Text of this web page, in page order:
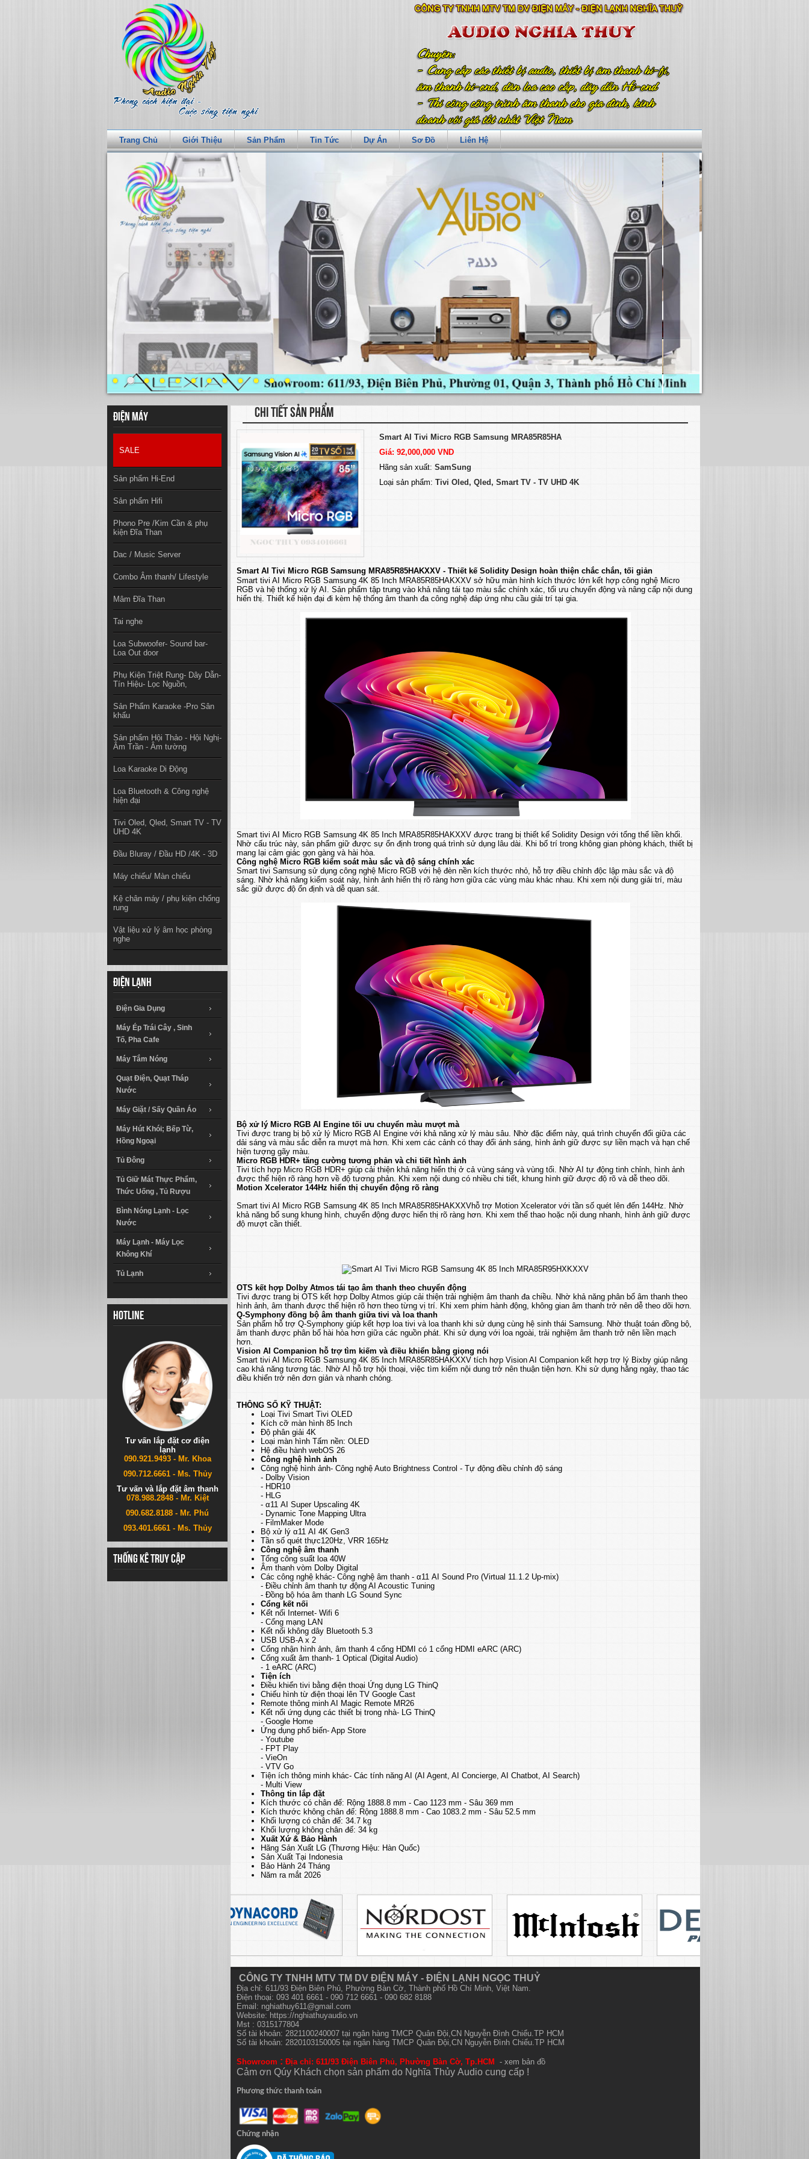
Trang Chủ Giới Thiệu Sản Phẩm Tin Tức Dự Án Sơ Đồ Liên Hệ
Điện máy
SALE
Sản phẩm Hi-End
Sản phẩm Hifi
Phono Pre /Kim Cần & phụ
kiện Đĩa Than
Dac / Music Server
Combo Âm thanh/ Lifestyle
Mâm Đĩa Than
Tai nghe
Loa Subwoofer- Sound bar-
Loa Out door
Phụ Kiện Triệt Rung- Dây Dẫn-
Tín Hiệu- Lọc Nguồn,
Sản Phẩm Karaoke -Pro Sân
khấu
Sản phẩm Hội Thảo - Hội Nghị-
Âm Trần - Âm tường
Loa Karaoke Di Động
Loa Bluetooth & Công nghệ
hiện đại
Tivi Oled, Qled, Smart TV - TV
UHD 4K
Đầu Bluray / Đầu HD /4K - 3D
Máy chiếu/ Màn chiếu
Kệ chân máy / phụ kiện chống
rung
Vật liệu xử lý âm học phòng
nghe
Điện lạnh
Điện Gia Dụng
Máy Ép Trái Cây , Sinh
Tố, Pha Cafe
Máy Tắm Nóng
Quạt Điện, Quạt Tháp
Nước
Máy Giặt / Sấy Quần Áo
Máy Hút Khói; Bếp Từ,
Hồng Ngoại
Tủ Đông
Tủ Giữ Mát Thực Phẩm,
Thức Uống , Tủ Rượu
Bình Nóng Lạnh - Lọc
Nước
Máy Lạnh - Máy Lọc
Không Khí
Tủ Lạnh
Hotline
Tư vấn lắp đặt cơ điện
lạnh
090.921.9493 - Mr. Khoa
090.712.6661 - Ms. Thủy
Tư vấn và lắp đặt âm thanh
078.988.2848 - Mr. Kiệt
090.682.8188 - Mr. Phú
093.401.6661 - Ms. Thủy
Thống kê truy cập
CHI TIẾT SẢN PHẨM
Smart AI Tivi Micro RGB Samsung MRA85R85HA
Giá: 92,000,000 VND
Hãng sản xuất: SamSung
Loại sản phẩm: Tivi Oled, Qled, Smart TV - TV UHD 4K
Smart AI Tivi Micro RGB Samsung MRA85R85HAKXXV - Thiết kế Solidity Design hoàn thiện chắc chắn, tối giản
Smart tivi AI Micro RGB Samsung 4K 85 Inch MRA85R85HAKXXV sở hữu màn hình kích thước lớn kết hợp công nghệ Micro
RGB và hệ thống xử lý AI. Sản phẩm tập trung vào khả năng tái tạo màu sắc chính xác, tối ưu chuyển động và nâng cấp nội dung
hiển thị. Thiết kế hiện đại đi kèm hệ thống âm thanh đa công nghệ đáp ứng nhu cầu giải trí tại gia.
Smart tivi AI Micro RGB Samsung 4K 85 Inch MRA85R85HAKXXV được trang bị thiết kế Solidity Design với tổng thể liền khối.
Nhờ cấu trúc này, sản phẩm giữ được sự ổn định trong quá trình sử dụng lâu dài. Khi bố trí trong không gian phòng khách, thiết bị
mang lại cảm giác gọn gàng và hài hòa.
Công nghệ Micro RGB kiểm soát màu sắc và độ sáng chính xác
Smart tivi Samsung sử dụng công nghệ Micro RGB với hệ đèn nền kích thước nhỏ, hỗ trợ điều chỉnh độc lập màu sắc và độ
sáng. Nhờ khả năng kiểm soát này, hình ảnh hiển thị rõ ràng hơn giữa các vùng màu khác nhau. Khi xem nội dung giải trí, màu
sắc giữ được độ ổn định và dễ quan sát.
Bộ xử lý Micro RGB AI Engine tối ưu chuyển màu mượt mà
Tivi được trang bị bộ xử lý Micro RGB AI Engine với khả năng xử lý màu sâu. Nhờ đặc điểm này, quá trình chuyển đổi giữa các
dải sáng và màu sắc diễn ra mượt mà hơn. Khi xem các cảnh có thay đổi ánh sáng, hình ảnh giữ được sự liền mạch và hạn chế
hiện tượng gãy màu.
Micro RGB HDR+ tăng cường tương phản và chi tiết hình ảnh
Tivi tích hợp Micro RGB HDR+ giúp cải thiện khả năng hiển thị ở cả vùng sáng và vùng tối. Nhờ AI tự động tinh chỉnh, hình ảnh
được thể hiện rõ ràng hơn về độ tương phản. Khi xem nội dung có nhiều chi tiết, khung hình giữ được độ rõ và dễ theo dõi.
Motion Xcelerator 144Hz hiển thị chuyển động rõ ràng
Smart tivi AI Micro RGB Samsung 4K 85 Inch MRA85R85HAKXXVhỗ trợ Motion Xcelerator với tần số quét lên đến 144Hz. Nhờ
khả năng bổ sung khung hình, chuyển động được hiển thị rõ ràng hơn. Khi xem thể thao hoặc nội dung nhanh, hình ảnh giữ được
độ mượt cần thiết.
OTS kết hợp Dolby Atmos tái tạo âm thanh theo chuyển động
Tivi được trang bị OTS kết hợp Dolby Atmos giúp cải thiện trải nghiệm âm thanh đa chiều. Nhờ khả năng phân bổ âm thanh theo
hình ảnh, âm thanh được thể hiện rõ hơn theo từng vị trí. Khi xem phim hành động, không gian âm thanh trở nên dễ theo dõi hơn.
Q-Symphony đồng bộ âm thanh giữa tivi và loa thanh
Sản phẩm hỗ trợ Q-Symphony giúp kết hợp loa tivi và loa thanh khi sử dụng cùng hệ sinh thái Samsung. Nhờ thuật toán đồng bộ,
âm thanh được phân bổ hài hòa hơn giữa các nguồn phát. Khi sử dụng với loa ngoài, trải nghiệm âm thanh trở nên liền mạch
hơn.
Vision AI Companion hỗ trợ tìm kiếm và điều khiển bằng giọng nói
Smart tivi AI Micro RGB Samsung 4K 85 Inch MRA85R85HAKXXV tích hợp Vision AI Companion kết hợp trợ lý Bixby giúp nâng
cao khả năng tương tác. Nhờ AI hỗ trợ hội thoại, việc tìm kiếm nội dung trở nên thuận tiện hơn. Khi sử dụng hằng ngày, thao tác
điều khiển trở nên đơn giản và nhanh chóng.
THÔNG SỐ KỸ THUẬT:
Loại Tivi Smart Tivi OLED
Kích cỡ màn hình 85 Inch
Độ phân giải 4K
Loại màn hình Tấm nền: OLED
Hệ điều hành webOS 26
Công nghệ hình ảnh
Công nghệ hình ảnh- Công nghệ Auto Brightness Control - Tự động điều chỉnh độ sáng
- Dolby Vision
- HDR10
- HLG
- α11 AI Super Upscaling 4K
- Dynamic Tone Mapping Ultra
- FilmMaker Mode
Bộ xử lý α11 AI 4K Gen3
Tần số quét thực120Hz, VRR 165Hz
Công nghệ âm thanh
Tổng công suất loa 40W
Âm thanh vòm Dolby Digital
Các công nghệ khác- Công nghệ âm thanh - α11 AI Sound Pro (Virtual 11.1.2 Up-mix)
- Điều chỉnh âm thanh tự động AI Acoustic Tuning
- Đồng bộ hóa âm thanh LG Sound Sync
Cổng kết nối
Kết nối Internet- Wifi 6
- Cổng mạng LAN
Kết nối không dây Bluetooth 5.3
USB USB-A x 2
Cổng nhận hình ảnh, âm thanh 4 cổng HDMI có 1 cổng HDMI eARC (ARC)
Cổng xuất âm thanh- 1 Optical (Digital Audio)
- 1 eARC (ARC)
Tiện ích
Điều khiển tivi bằng điện thoại Ứng dụng LG ThinQ
Chiếu hình từ điện thoại lên TV Google Cast
Remote thông minh AI Magic Remote MR26
Kết nối ứng dụng các thiết bị trong nhà- LG ThinQ
- Google Home
Ứng dụng phổ biến- App Store
- Youtube
- FPT Play
- VieOn
- VTV Go
Tiện ích thông minh khác- Các tính năng AI (AI Agent, AI Concierge, AI Chatbot, AI Search)
- Multi View
Thông tin lắp đặt
Kích thước có chân đế: Rộng 1888.8 mm - Cao 1123 mm - Sâu 369 mm
Kích thước không chân đế: Rộng 1888.8 mm - Cao 1083.2 mm - Sâu 52.5 mm
Khối lượng có chân đế: 34.7 kg
Khối lượng không chân đế: 34 kg
Xuất Xứ & Bảo Hành
Hãng Sản Xuất LG (Thương Hiệu: Hàn Quốc)
Sản Xuất Tại Indonesia
Bảo Hành 24 Tháng
Năm ra mắt 2026
CÔNG TY TNHH MTV TM DV ĐIỆN MÁY - ĐIỆN LẠNH NGỌC THUỶ
Địa chỉ: 611/93 Điện Biên Phủ, Phường Bàn Cờ, Thành phố Hồ Chí Minh, Việt Nam.
Điện thoại: 093 401 6661 - 090 712 6661 - 090 682 8188
Email: nghiathuy611@gmail.com
Website: https://nghiathuyaudio.vn
Mst : 0315177804
Số tài khoản: 2821100240007 tại ngân hàng TMCP Quân Đội,CN Nguyễn Đình Chiểu.TP HCM
Số tài khoản: 2820103150005 tại ngân hàng TMCP Quân Đội,CN Nguyễn Đình Chiểu.TP HCM
Showroom : Địa chỉ: 611/93 Điện Biên Phủ, Phường Bàn Cờ, Tp.HCM - xem bản đồ
Cảm ơn Qúy Khách chọn sản phẩm do Nghĩa Thủy Audio cung cấp !
Phương thức thanh toán
Chứng nhận